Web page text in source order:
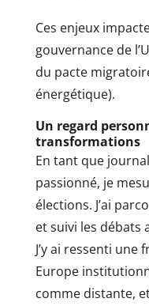
Ces enjeux
gouvernance de
du pacte
énergétique).
Un regard
transformations
En tant que
passionné, je
élections. J’ai
et suivi les débats
J’y ai ressenti
Europe
comme distante,